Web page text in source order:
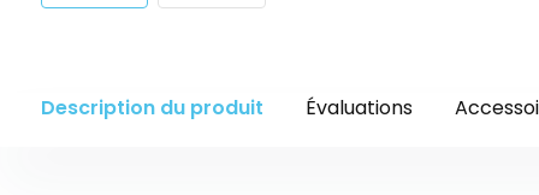
Description du produit Évaluations